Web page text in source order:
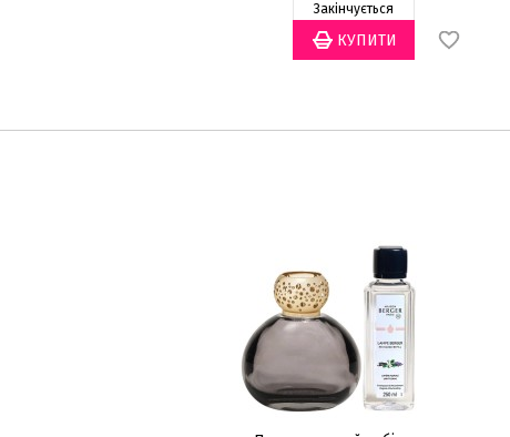
Закінчується